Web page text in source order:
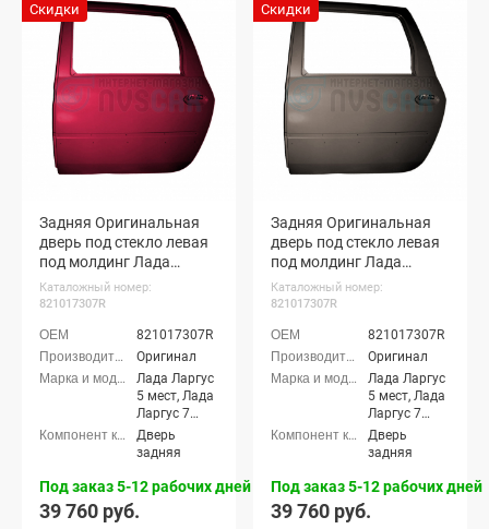
мест, Лада
Ларгус FL
Кросс 7 мест
мест, Лада
Ларгус FL
Кросс 7 мест
Скидки
Задняя Оригинальная
дверь под стекло левая
под молдинг Лада
Ларгус (Венера 191)
Каталожный номер:
821017307R
821017307R
Оригинал
Лада Ларгус
5 мест, Лада
Ларгус 7
мест, Лада
Ларгус
мест, Лада
Кросс 7
Дверь
задняя
Под заказ 5-12 рабочих дней
39 760 руб.
Скидки
Задняя Оригинальная
дверь под стекло левая
под молдинг Лада
Ларгус (Брюн 250)
Каталожный номер:
821017307R
821017307R
Оригинал
Лада Ларгус
5 мест, Лада
Ларгус 7
мест, Лада
Ларгус
мест, Лада
Кросс 7
Дверь
задняя
Под заказ 5-12 рабочих дней
39 760 руб.